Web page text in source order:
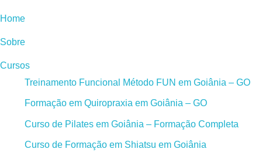
Home
Sobre
Cursos
Treinamento Funcional Método FUN em Goiânia – GO
Formação em Quiropraxia em Goiânia – GO
Curso de Pilates em Goiânia – Formação Completa
Curso de Formação em Shiatsu em Goiânia